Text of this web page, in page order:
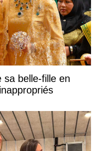
sa belle-fille en